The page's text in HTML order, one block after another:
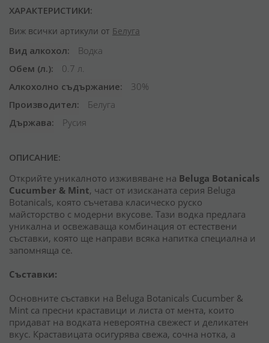
ХАРАКТЕРИСТИКИ:
Виж всички артикули от Белуга
Вид алкохол
Водка
Обем (л.)
0.7 л.
Алкохолно съдържание
30%
Производител
Белуга
Държава
Русия
ОПИСАНИЕ:
Открийте уникалното изживяване на Beluga Botanicals
Cucumber & Mint, част от изисканата серия Beluga
Botanicals, която съчетава класическо руско
майсторство с модерни вкусове. Тази водка предлага
уникална и освежаваща комбинация от естествени
съставки, която ще направи всяка напитка специална и
запомняща се.
Съставки:
Основните съставки на Beluga Botanicals Cucumber &
Mint са пресни краставици и листа от мента, които
придават на водката невероятна свежест и деликатен
вкус. Краставицата осигурява свежа, сочна нотка, а